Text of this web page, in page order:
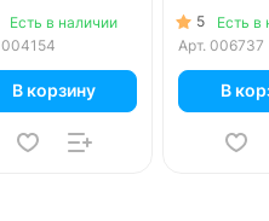
Есть в наличии
004154
В корзину
5
Есть в
Арт. 006737
В